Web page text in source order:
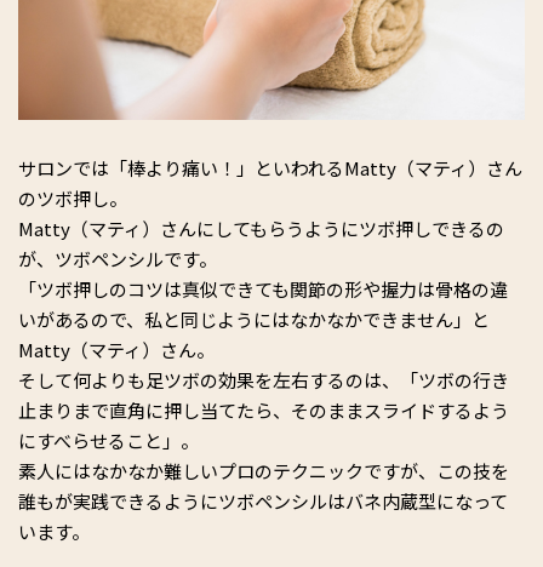
サロンでは「棒より痛い！」といわれるMatty（マティ）さん
のツボ押し。
Matty（マティ）さんにしてもらうようにツボ押しできるの
が、ツボペンシルです。
「ツボ押しのコツは真似できても関節の形や握力は骨格の違
いがあるので、私と同じようにはなかなかできません」と
Matty（マティ）さん。
そして何よりも足ツボの効果を左右するのは、「ツボの行き
止まりまで直角に押し当てたら、そのままスライドするよう
にすべらせること」。
素人にはなかなか難しいプロのテクニックですが、この技を
誰もが実践できるようにツボペンシルはバネ内蔵型になって
います。